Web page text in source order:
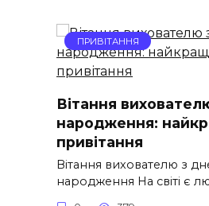
ПРИВІТАННЯ
Вітання
народження:
привітання
Вітання вихователю з
народження На світі є